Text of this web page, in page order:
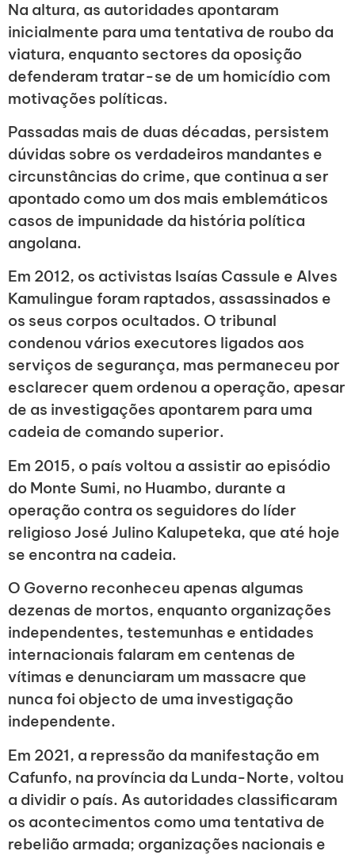
Na altura, as autoridades apontaram
inicialmente para uma tentativa de roubo da
viatura, enquanto sectores da oposição
defenderam tratar-se de um homicídio com
motivações políticas.
Passadas mais de duas décadas, persistem
dúvidas sobre os verdadeiros mandantes e
circunstâncias do crime, que continua a ser
apontado como um dos mais emblemáticos
casos de impunidade da história política
angolana.
Em 2012, os activistas Isaías Cassule e Alves
Kamulingue foram raptados, assassinados e
os seus corpos ocultados. O tribunal
condenou vários executores ligados aos
serviços de segurança, mas permaneceu por
esclarecer quem ordenou a operação, apesar
de as investigações apontarem para uma
cadeia de comando superior.
Em 2015, o país voltou a assistir ao episódio
do Monte Sumi, no Huambo, durante a
operação contra os seguidores do líder
religioso José Julino Kalupeteka, que até hoje
se encontra na cadeia.
O Governo reconheceu apenas algumas
dezenas de mortos, enquanto organizações
independentes, testemunhas e entidades
internacionais falaram em centenas de
vítimas e denunciaram um massacre que
nunca foi objecto de uma investigação
independente.
Em 2021, a repressão da manifestação em
Cafunfo, na província da Lunda-Norte, voltou
a dividir o país. As autoridades classificaram
os acontecimentos como uma tentativa de
rebelião armada; organizações nacionais e